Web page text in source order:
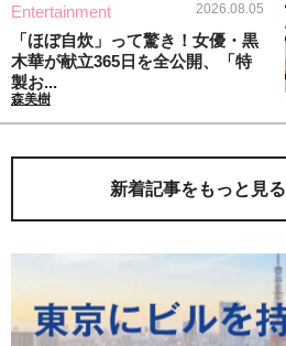
Entertainment 2026.08.05
「ほぼ自炊」って驚き！女優・黒
木華が献立365日を全公開、「特
製お...
森美樹
新着記事をもっと見る